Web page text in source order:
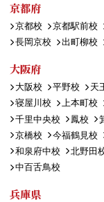
京都府
京都校 京都駅前校
長岡京校
出町柳校
大阪府
大阪校 平野校 天
寝屋川校
上本町校
千里中央校
鳳校
京橋校
今福鶴見校
和泉府中校
北野田
中百舌鳥校
兵庫県